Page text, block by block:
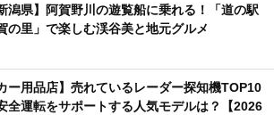
新潟県】阿賀野川の遊覧船に乗れる！「道の駅
の里」で楽しむ渓谷美と地元グルメ
カー用品店】売れているレーダー探知機TOP10
安全運転をサポートする人気モデルは？【2026